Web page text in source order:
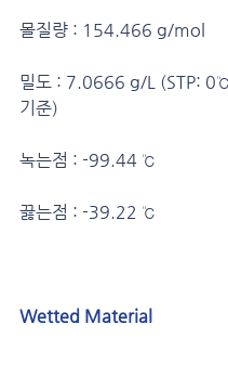
몰질량 : 154.466 g/mol
밀도 : 7.0666 g/L (STP:
기준)
녹는점 : -99.44 ℃
끓는점 : -39.22 ℃
Wetted Material